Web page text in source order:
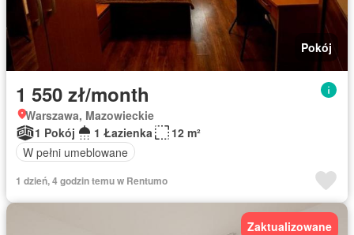
Pokój
1 550 zł/month
Warszawa, Mazowieckie
1 Pokój
1 Łazienka
12 m²
W pełni umeblowane
1 dzień, 4 godzin temu w Rentumo
Zaktualizowane